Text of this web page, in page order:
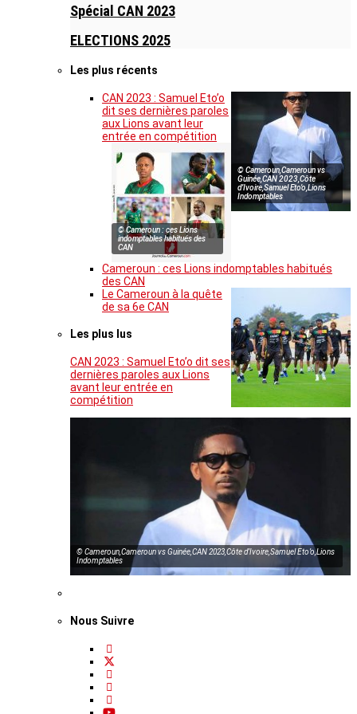
Spécial CAN 2023
ELECTIONS 2025
Les plus récents
© Cameroun,Cameroun vs
Guinée,CAN 2023,Côte
d’Ivoire,Samuel Eto’o,Lions
Indomptables
CAN 2023 : Samuel Eto’o
dit ses dernières paroles
aux Lions avant leur
entrée en compétition
© Cameroun : ces Lions
indomptables habitués des
CAN
Cameroun : ces Lions indomptables habitués
des CAN
Le Cameroun à la quête
de sa 6e CAN
Les plus lus
CAN 2023 : Samuel Eto’o dit ses
dernières paroles aux Lions
avant leur entrée en
compétition
© Cameroun,Cameroun vs Guinée,CAN 2023,Côte d’Ivoire,Samuel Eto’o,Lions
Indomptables
Nous Suivre